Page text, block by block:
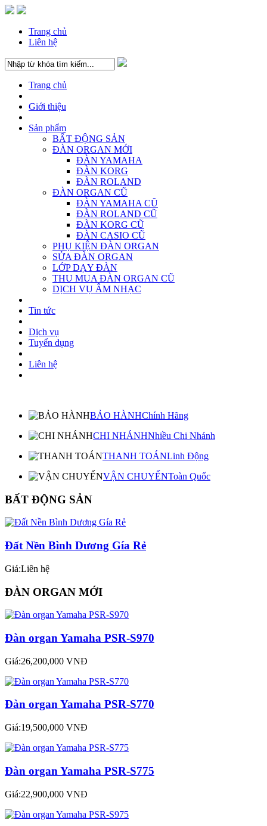
Trang chủ
Liên hệ
Trang chủ
Giới thiệu
Sản phẩm
BẤT ĐỘNG SẢN
ĐÀN ORGAN MỚI
ĐÀN YAMAHA
ĐÀN KORG
ĐÀN ROLAND
ĐÀN ORGAN CŨ
ĐÀN YAMAHA CŨ
ĐÀN ROLAND CŨ
ĐÀN KORG CŨ
ĐÀN CASIO CŨ
PHỤ KIỆN ĐÀN ORGAN
SỬA ĐÀN ORGAN
LỚP DẠY ĐÀN
THU MUA ĐÀN ORGAN CŨ
DỊCH VỤ ÂM NHẠC
Tin tức
Dịch vụ
Tuyển dụng
Liên hệ
BẢO HÀNHChính Hãng
CHI NHÁNHNhiều Chi Nhánh
THANH TOÁNLinh Động
VẬN CHUYỂNToàn Quốc
BẤT ĐỘNG SẢN
Đất Nền Bình Dương Gía Rẻ
Giá:Liên hệ
ĐÀN ORGAN MỚI
Đàn organ Yamaha PSR-S970
Giá:26,200,000 VNĐ
Đàn organ Yamaha PSR-S770
Giá:19,500,000 VNĐ
Đàn organ Yamaha PSR-S775
Giá:22,900,000 VNĐ